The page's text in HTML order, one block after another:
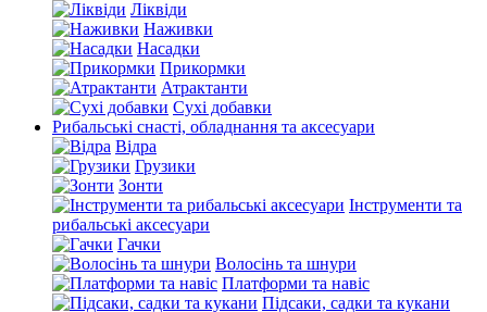
Ліквіди
Наживки
Насадки
Прикормки
Атрактанти
Сухі добавки
Рибальські снасті, обладнання та аксесуари
Відра
Грузики
Зонти
Інструменти та
рибальські аксесуари
Гачки
Волосінь та шнури
Платформи та навіс
Підсаки, садки та кукани